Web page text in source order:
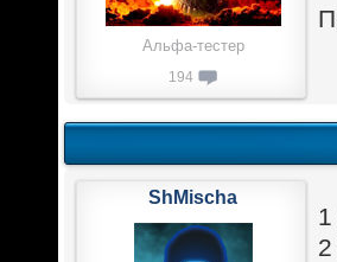
Альфа-тестер
194
ShMischa